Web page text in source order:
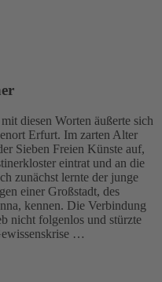
diesen Worten äußerte sich
Erfurt. Im zarten Alter
Sieben Freien Künste auf,
eintrat und an die
zunächst lernte der junge
einer Großstadt, des
kennen. Die Verbindung
nicht folgenlos und stürzte
…